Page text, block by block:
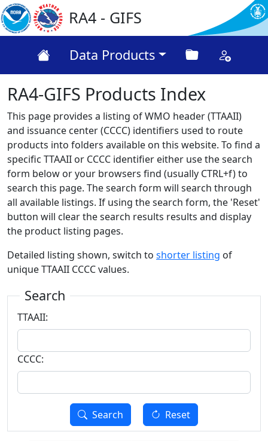
RA4 - GIFS
Data Products
RA4-GIFS Products Index
This page provides a listing of WMO header (TTAAII)
and issuance center (CCCC) identifiers used to route
products into folders available on this website. To find a
specific TTAAII or CCCC identifier either use the search
form below or your browsers find (usually CTRL+f) to
search this page. The search form will search through
all available listings. If using the search form, the 'Reset'
button will clear the search results results and display
the product listing pages.
Detailed listing shown, switch to shorter listing of
unique TTAAII CCCC values.
Search
TTAAII:
CCCC:
Search Reset